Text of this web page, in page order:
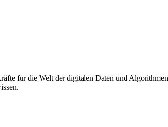
für die Welt der digitalen Daten und